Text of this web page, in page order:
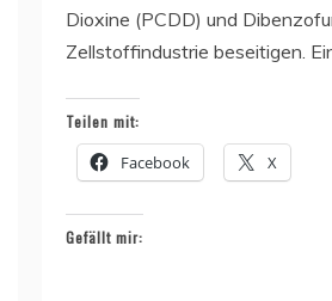
Dioxine (PCDD) und
Zellstoffindustrie beseitigen.
Teilen mit:
Facebook X
Gefällt mir: